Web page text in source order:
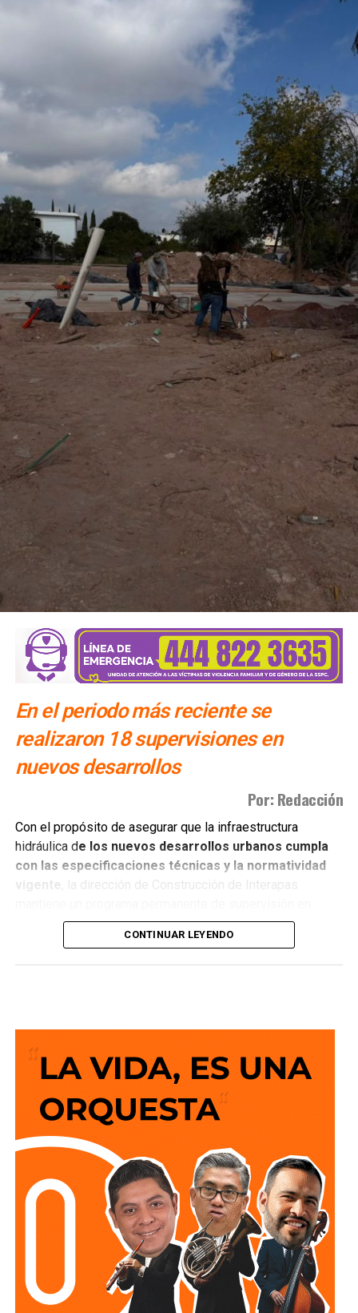
o que permitirá fortalecer la promoción turística y cultural
Por último, la presidenta concejal invitó a las y los
asistentes a visitar el stand de Villa de Pozos y conocer
la oferta que tiene el municipio, entre la que destacan su
gastronomía y sus tradiciones, como la emblemática
Procesión de los Cristos, una de las celebraciones que
forman parte de su identidad cultural.
También lee:
Villa de Pozos mantiene acciones por bailes
clandestinos
En el periodo más reciente se
realizaron 18 supervisiones en
nuevos desarrollos
Por: Redacción
Con el propósito de asegurar que la infraestructura
hidráulica de los nuevos desarrollos urbanos cumpla
con las especificaciones técnicas y la normatividad
vigente
, la dirección de Construcción de Interapas
fraccionamientos y centros de población que buscan
incorporarse a las redes de agua potable y drenaje.
y que los puntos de conexión al sistema público sean
adecuados para garantizar un servicio seguro y eficiente.
Durante las inspecciones pueden determinarse medidas
preventivas y correctivas, para autorizar la incorporación
de nuevos desarrollos a la infraestructura hidráulica
metropolitana.
CONTINUAR LEYENDO